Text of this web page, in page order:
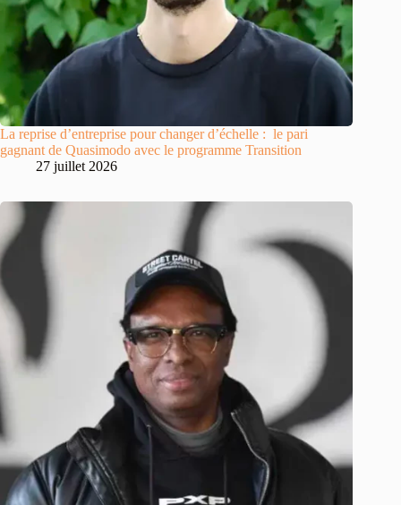
La reprise d’entreprise pour changer d’échelle : le pari
gagnant de Quasimodo avec le programme Transition
27 juillet 2026